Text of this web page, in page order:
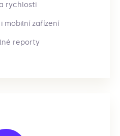
rychlosti
mobilní zařízení
reporty